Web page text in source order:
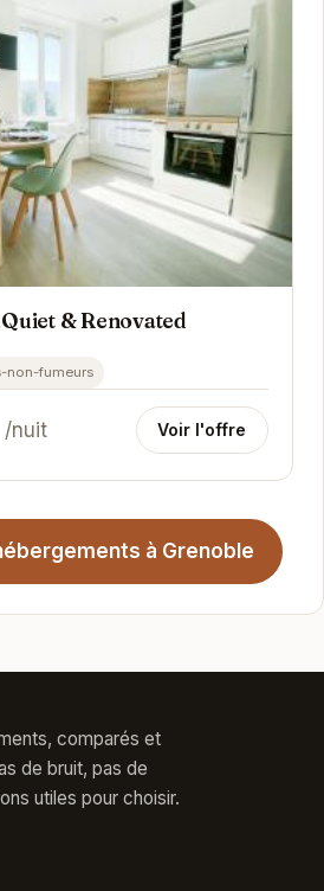
& Renovated
non-fumeurs
/nuit Voir l'offre
à Grenoble
comparés et
de bruit, pas de
utiles pour choisir.